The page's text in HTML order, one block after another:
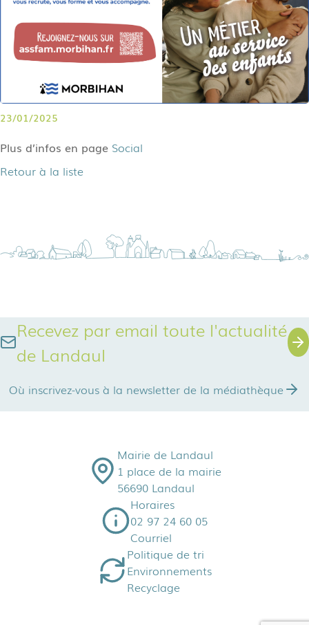
23/01/2025
Plus d’infos en page Social
Retour à la liste
Recevez par email toute l'actualité
de Landaul
Où inscrivez-vous à la newsletter de la médiathèque
Mairie de Landaul
1 place de la mairie
56690 Landaul
Horaires
02 97 24 60 05
Courriel
Politique de tri
Environnements
Recyclage